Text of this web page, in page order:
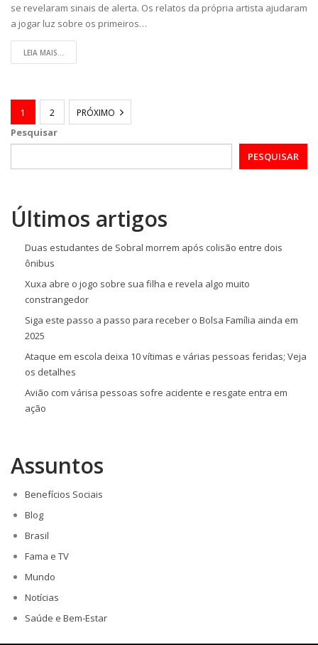
se revelaram sinais de alerta. Os relatos da própria artista ajudaram
a jogar luz sobre os primeiros…
LEIA MAIS...
1 2 PRÓXIMO
Pesquisar
PESQUISAR
Últimos artigos
Duas estudantes de Sobral morrem após colisão entre dois
ônibus
Xuxa abre o jogo sobre sua filha e revela algo muito
constrangedor
Siga este passo a passo para receber o Bolsa Família ainda em
2025
Ataque em escola deixa 10 vítimas e várias pessoas feridas; Veja
os detalhes
Avião com várisa pessoas sofre acidente e resgate entra em
ação
Assuntos
Benefícios Sociais
Blog
Brasil
Fama e TV
Mundo
Notícias
Saúde e Bem-Estar